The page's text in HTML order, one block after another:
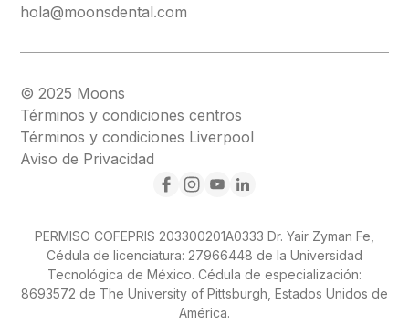
hola@moonsdental.com
© 2025 Moons
Términos y condiciones centros
Términos y condiciones Liverpool
Aviso de Privacidad
PERMISO COFEPRIS 203300201A0333 Dr. Yair Zyman Fe,
Cédula de licenciatura: 27966448 de la Universidad
Tecnológica de México. Cédula de especialización:
8693572 de The University of Pittsburgh, Estados Unidos de
América.